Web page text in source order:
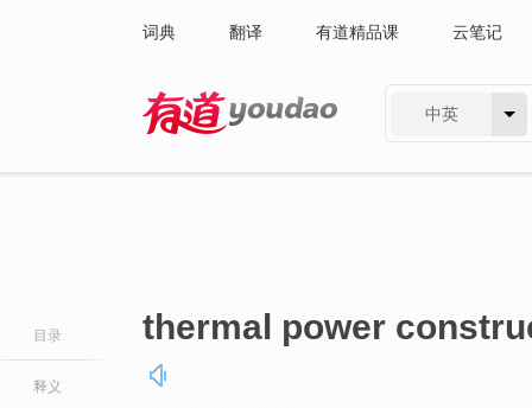
词典 翻译 有道精品课 云笔记
中英
目录
释义
thermal power